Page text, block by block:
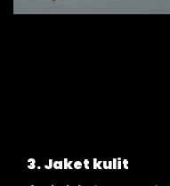
3. Jaket kulit